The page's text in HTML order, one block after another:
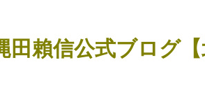
田賴信公式ブログ